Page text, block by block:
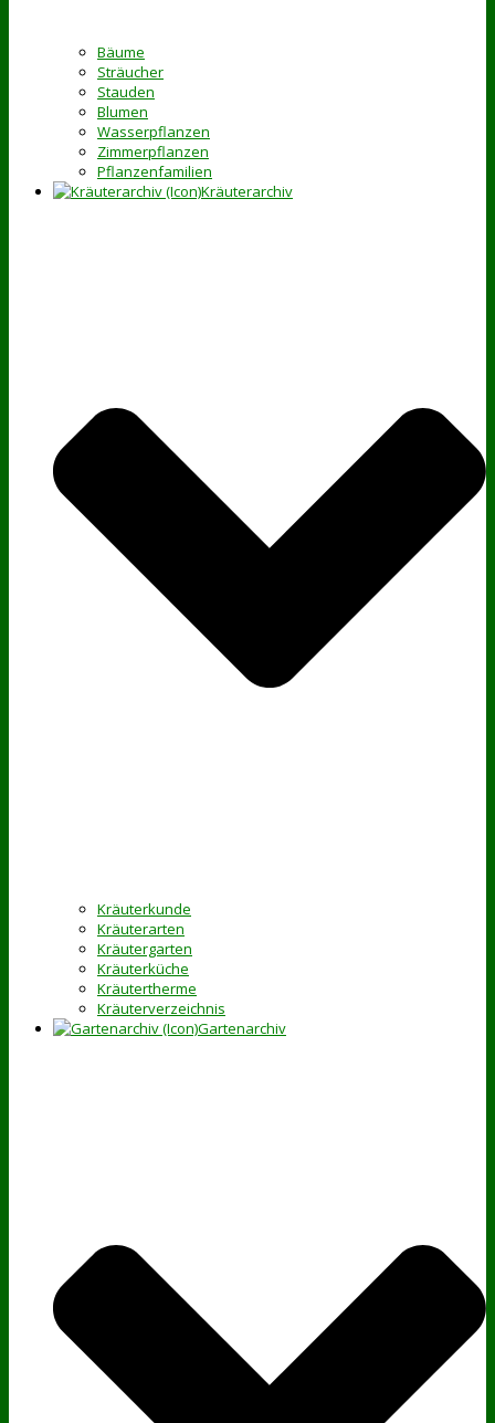
Bäume
Sträucher
Stauden
Blumen
Wasserpflanzen
Zimmerpflanzen
Pflanzenfamilien
Kräuterarchiv
Kräuterkunde
Kräuterarten
Kräutergarten
Kräuterküche
Kräutertherme
Kräuterverzeichnis
Gartenarchiv